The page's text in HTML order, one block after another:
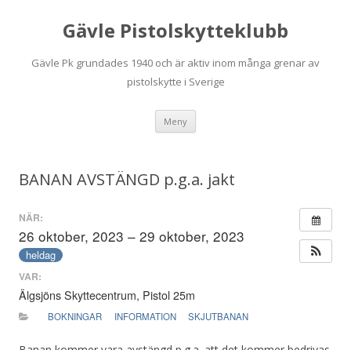
Gävle Pistolskytteklubb
Gävle Pk grundades 1940 och är aktiv inom många grenar av
pistolskytte i Sverige
Meny
BANAN AVSTÄNGD p.g.a. jakt
NÄR:
26 oktober, 2023 – 29 oktober, 2023
heldag
VAR:
Älgsjöns Skyttecentrum, Pistol 25m
BOKNINGAR INFORMATION SKJUTBANAN